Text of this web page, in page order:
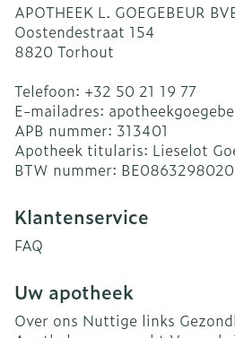
APOTHEEK L. GOEGEBEUR
Oostendestraat 154
8820 Torhout
Telefoon: +32 50 21 19 77
E-mailadres:
APB nummer: 313401
Apotheek titularis: Lieselot
BTW nummer: BE0863298020
Klantenservice
FAQ
Uw apotheek
Over ons Nuttige links